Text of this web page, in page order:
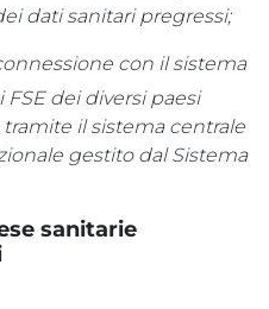
dati sanitari pregressi;
con il sistema
dei diversi paesi
tramite il sistema centrale
gestito dal Sistema
sanitarie